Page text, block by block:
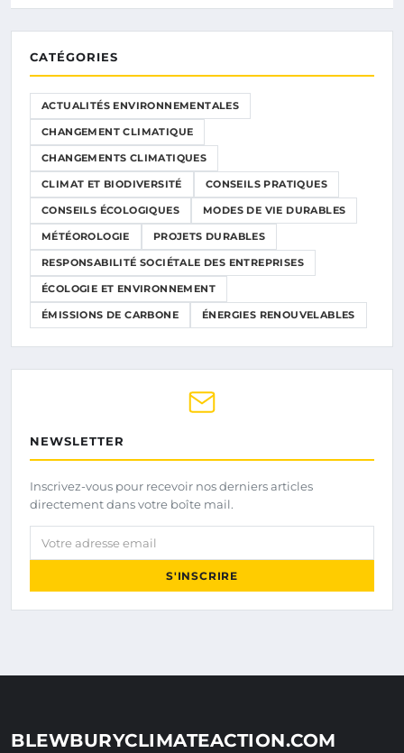
CATÉGORIES
ACTUALITÉS ENVIRONNEMENTALES
CHANGEMENT CLIMATIQUE
CHANGEMENTS CLIMATIQUES
CLIMAT ET BIODIVERSITÉ CONSEILS PRATIQUES
CONSEILS ÉCOLOGIQUES MODES DE VIE DURABLES
MÉTÉOROLOGIE PROJETS DURABLES
RESPONSABILITÉ SOCIÉTALE DES ENTREPRISES
ÉCOLOGIE ET ENVIRONNEMENT
ÉMISSIONS DE CARBONE ÉNERGIES RENOUVELABLES
NEWSLETTER
Inscrivez-vous pour recevoir nos derniers articles
directement dans votre boîte mail.
Votre adresse email
S'INSCRIRE
BLEWBURYCLIMATEACTION.COM